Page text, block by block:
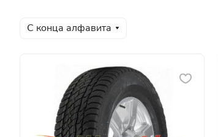
С конца алфавита